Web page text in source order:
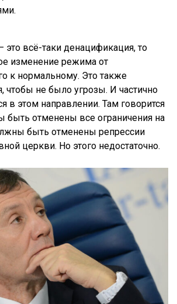
это всё-таки денацификация, то
изменение режима от
к нормальному. Это также
чтобы не было угрозы. И частично
в этом направлении. Там говорится
быть отменены все ограничения на
быть отменены репрессии
церкви. Но этого недостаточно.